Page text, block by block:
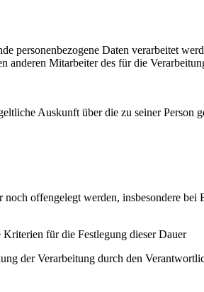
personenbezogene Daten verarbeitet
anderen Mitarbeiter des für die
Auskunft über die zu seiner Person
offengelegt werden, insbesondere bei
für die Festlegung dieser Dauer
der Verarbeitung durch den